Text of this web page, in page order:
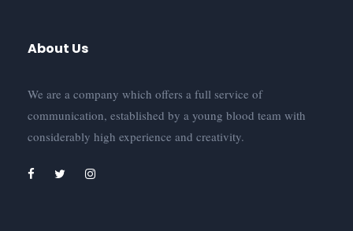
About Us
We are a company which offers a full service of
communication, established by a young blood team with
considerably high experience and creativity.